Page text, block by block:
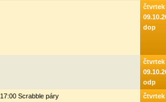
čtvrtek
dop
čtvrtek
odp
17:00 Scrabble páry
čtvrtek